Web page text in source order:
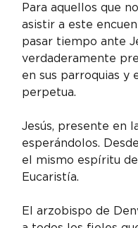
Para aquellos que
asistir a este
pasar tiempo ante
verdaderamente
en sus parroquias y
perpetua.
Jesús, presente en
esperándolos.
el mismo espíritu
Eucaristía.
El arzobispo de